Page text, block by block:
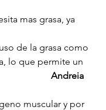
mas grasa, ya
de la grasa como
lo que permite un
Andreia
muscular y por